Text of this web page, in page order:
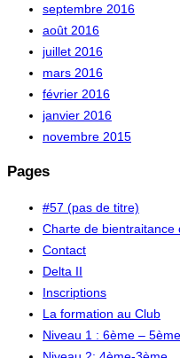
septembre 2016
août 2016
juillet 2016
mars 2016
février 2016
janvier 2016
novembre 2015
Pages
#57 (pas de titre)
Charte de bientraitance
Contact
Delta II
Inscriptions
La formation au Club
Niveau 1 : 6ème – 5ème